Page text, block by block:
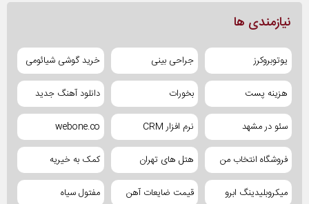
نیازمندی ها
یوتوبروکرز جراحی بینی خرید گوشی شیائومی
هزینه پست بخورات دانلود آهنگ جدید
سئو در مشهد نرم افزار CRM webone.co
فروشگاه انتخاب من هتل های تهران کمک به خیریه
میکروبلیدینگ ابرو قیمت ضایعات آهن مفتول سیاه